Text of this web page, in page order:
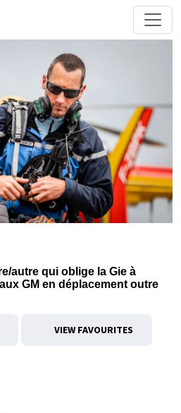
autre qui oblige la Gie à
GM en déplacement outre
VIEW FAVOURITES